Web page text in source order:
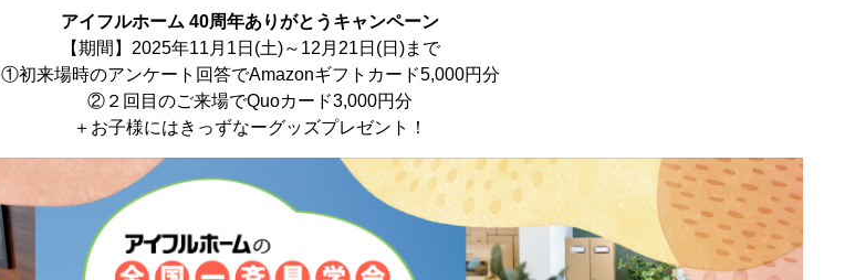
アイフルホーム 40周年ありがとうキャンペーン
【期間】2025年11月1日(土)～12月21日(日)まで
①初来場時のアンケート回答でAmazonギフトカード5,000円分
②２回目のご来場でQuoカード3,000円分
＋お子様にはきっずなーグッズプレゼント！